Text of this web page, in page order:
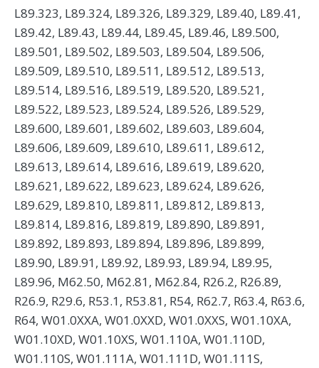
L89.323, L89.324, L89.326, L89.329, L89.40, L89.41,
L89.42, L89.43, L89.44, L89.45, L89.46, L89.500,
L89.501, L89.502, L89.503, L89.504, L89.506,
L89.509, L89.510, L89.511, L89.512, L89.513,
L89.514, L89.516, L89.519, L89.520, L89.521,
L89.522, L89.523, L89.524, L89.526, L89.529,
L89.600, L89.601, L89.602, L89.603, L89.604,
L89.606, L89.609, L89.610, L89.611, L89.612,
L89.613, L89.614, L89.616, L89.619, L89.620,
L89.621, L89.622, L89.623, L89.624, L89.626,
L89.629, L89.810, L89.811, L89.812, L89.813,
L89.814, L89.816, L89.819, L89.890, L89.891,
L89.892, L89.893, L89.894, L89.896, L89.899,
L89.90, L89.91, L89.92, L89.93, L89.94, L89.95,
L89.96, M62.50, M62.81, M62.84, R26.2, R26.89,
R26.9, R29.6, R53.1, R53.81, R54, R62.7, R63.4, R63.6,
R64, W01.0XXA, W01.0XXD, W01.0XXS, W01.10XA,
W01.10XD, W01.10XS, W01.110A, W01.110D,
W01.110S, W01.111A, W01.111D, W01.111S,